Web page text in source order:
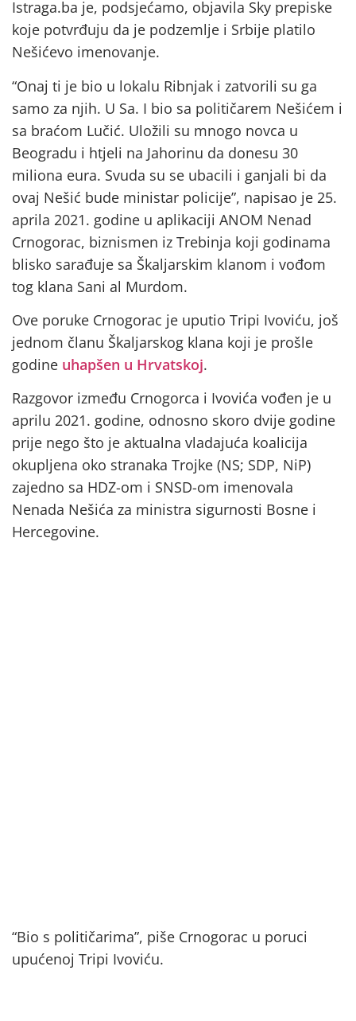
Istraga.ba je, podsjećamo, objavila Sky prepiske
koje potvrđuju da je podzemlje i Srbije platilo
Nešićevo imenovanje.
“Onaj ti je bio u lokalu Ribnjak i zatvorili su ga
samo za njih. U Sa. I bio sa političarem Nešićem i
sa braćom Lučić. Uložili su mnogo novca u
Beogradu i htjeli na Jahorinu da donesu 30
miliona eura. Svuda su se ubacili i ganjali bi da
ovaj Nešić bude ministar policije”, napisao je 25.
aprila 2021. godine u aplikaciji ANOM Nenad
Crnogorac, biznismen iz Trebinja koji godinama
blisko sarađuje sa Škaljarskim klanom i vođom
tog klana Sani al Murdom.
Ove poruke Crnogorac je uputio Tripi Ivoviću, još
jednom članu Škaljarskog klana koji je prošle
godine uhapšen u Hrvatskoj.
Razgovor između Crnogorca i Ivovića vođen je u
aprilu 2021. godine, odnosno skoro dvije godine
prije nego što je aktualna vladajuća koalicija
okupljena oko stranaka Trojke (NS; SDP, NiP)
zajedno sa HDZ-om i SNSD-om imenovala
Nenada Nešića za ministra sigurnosti Bosne i
Hercegovine.
“Bio s političarima”, piše Crnogorac u poruci
upućenoj Tripi Ivoviću.